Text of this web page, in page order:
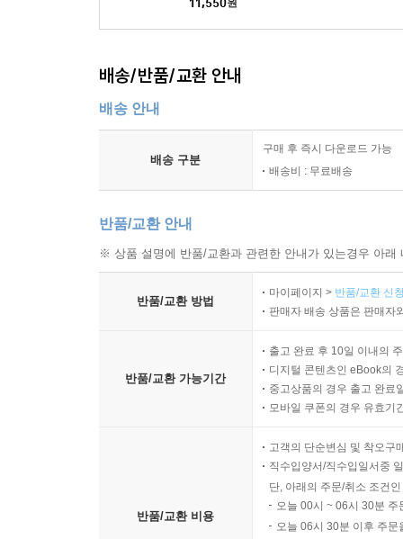
배송/반품/교환 안내
배송 안내
배송 구분
구매 후 즉시 다운로드 가능
배송비 : 무료배송
반품/교환 안내
※ 상품 설명에 반품/교환과 관련한 안내가 있는경우 아
반품/교환 방법
마이페이지 > 반품/교환 신
판매자 배송 상품은 판매자
반품/교환 가능기간
출고 완료 후 10일 이내의
디지털 콘텐츠인 eBook의
중고상품의 경우 출고 완료
모바일 쿠폰의 경우 유효기
반품/교환 비용
고객의 단순변심 및 착오구
직수입양서/직수입일서중
단, 아래의 주문/취소 조건
오늘 00시 ~ 06시 30분
오늘 06시 30분 이후 주